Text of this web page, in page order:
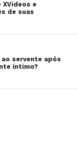
e
de suas
servente após
íntimo?